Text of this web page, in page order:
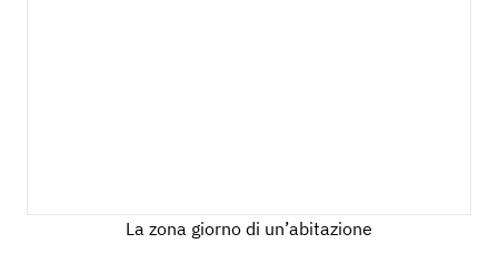
La zona giorno di un’abitazione